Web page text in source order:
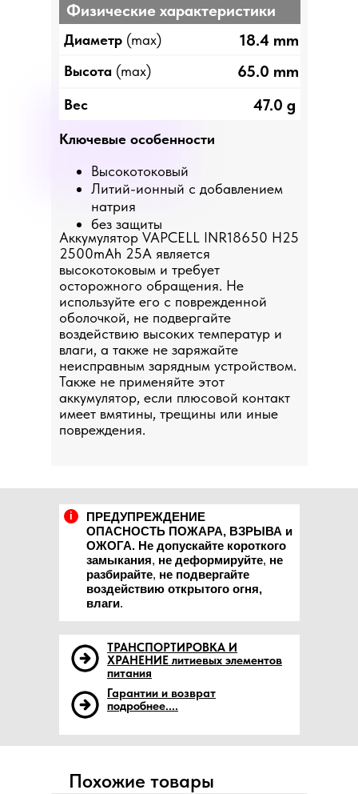
Ключевые особенности
Высокотоковый
Литий-ионный с добавлением
натрия
без защиты
Физические характеристики
18.4 mm
65.0 mm
47.0 g
Диаметр (max)
Высота (max)
Вес
Аккумулятор VAPCELL INR18650 H25
2500mAh 25A является
высокотоковым и требует
осторожного обращения. Не
используйте его с поврежденной
оболочкой, не подвергайте
воздействию высоких температур и
влаги, а также не заряжайте
неисправным зарядным устройством.
Также не применяйте этот
аккумулятор, если плюсовой контакт
имеет вмятины, трещины или иные
повреждения.
i
ПРЕДУПРЕЖДЕНИЕ
ОПАСНОСТЬ ПОЖАРА, ВЗРЫВА и
ОЖОГА. Не допускайте короткого
замыкания, не деформируйте, не
разбирайте, не подвергайте
воздействию открытого огня,
влаги.
ТРАНСПОРТИРОВКА И
ХРАНЕНИЕ литиевых элементов
питания
Гарантии и возврат
подробнее....
Похожие товары